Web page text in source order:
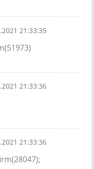
21:33:35
21:33:36
21:33:36